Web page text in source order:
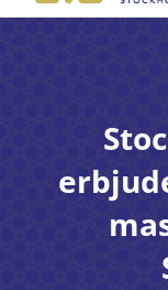
Våra
Aktiviteter